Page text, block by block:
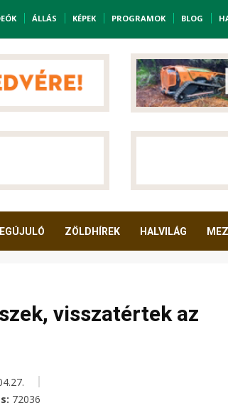
ÁLLÁS KÉPEK PROGRAMOK BLOG
ZÖLDHÍREK HALVILÁG
visszatértek az
72036